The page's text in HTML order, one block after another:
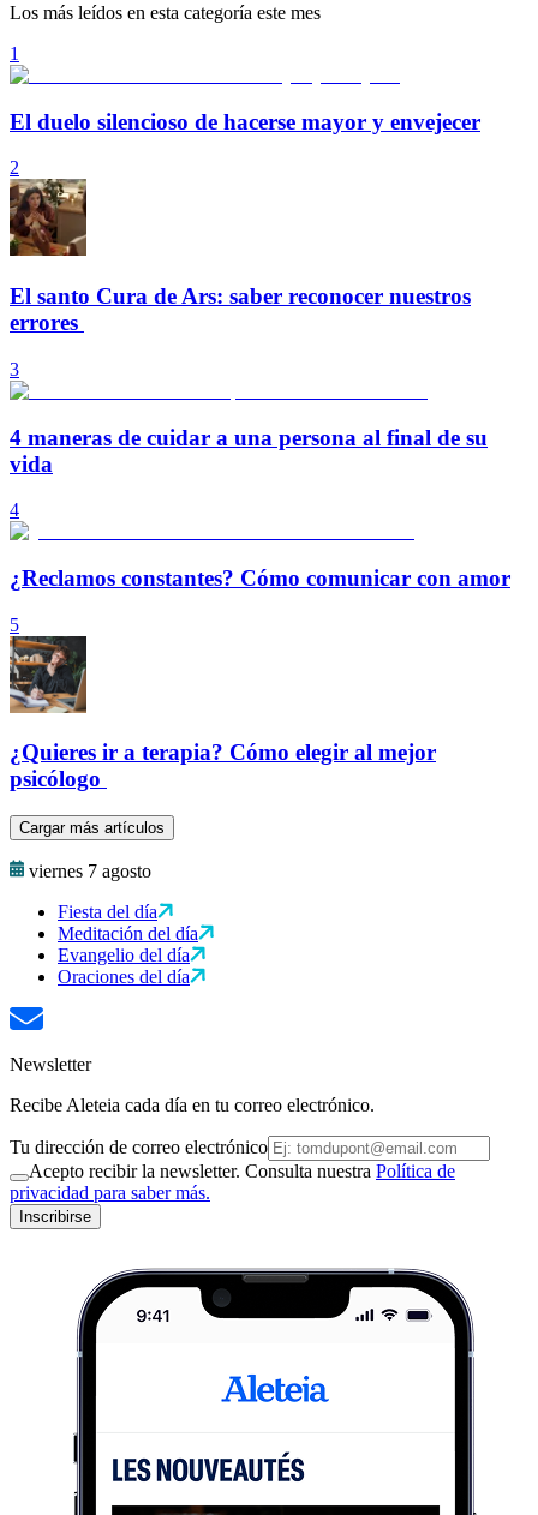
Los más leídos en esta categoría este mes
1
El duelo silencioso de hacerse mayor y envejecer
2
El santo Cura de Ars: saber reconocer nuestros
errores
3
4 maneras de cuidar a una persona al final de su
vida
4
¿Reclamos constantes? Cómo comunicar con amor
5
¿Quieres ir a terapia? Cómo elegir al mejor
psicólogo
Cargar más artículos
viernes 7 agosto
Fiesta del día
Meditación del día
Evangelio del día
Oraciones del día
Newsletter
Recibe Aleteia cada día en tu correo electrónico.
Tu dirección de correo electrónico
Acepto recibir la newsletter. Consulta nuestra Política de
privacidad para saber más.
Inscribirse